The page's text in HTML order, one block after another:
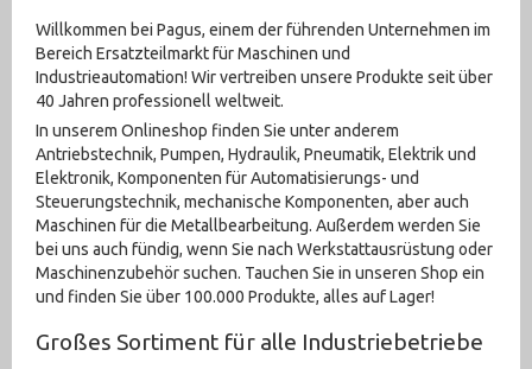
Fahrzeugtechnik (192)
Hydraulik (2555)
Krane, Hebetechnik (378)
Lagertechnik (275)
Maschinenzubehör (2609)
Materialtransport (95)
Willkommen bei Pagus, einem der führenden Unternehmen im
Bereich Ersatzteilmarkt für Maschinen und
Industrieautomation! Wir vertreiben unsere Produkte seit über
40 Jahren professionell weltweit.
In unserem Onlineshop finden Sie unter anderem
Antriebstechnik, Pumpen, Hydraulik, Pneumatik, Elektrik und
Elektronik, Komponenten für Automatisierungs- und
Steuerungstechnik, mechanische Komponenten, aber auch
Maschinen für die Metallbearbeitung. Außerdem werden Sie
bei uns auch fündig, wenn Sie nach Werkstattausrüstung oder
Maschinenzubehör suchen. Tauchen Sie in unseren Shop ein
und finden Sie über 100.000 Produkte, alles auf Lager!
Großes Sortiment für alle Industriebetriebe